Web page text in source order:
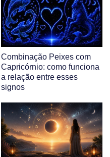
Combinação Peixes com
Capricórnio: como funciona
a relação entre esses
signos